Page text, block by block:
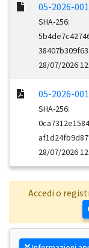
05-2026-
SHA-256:
28/07/2026
05-2026-
SHA-256:
28/07/2026
Accedi o